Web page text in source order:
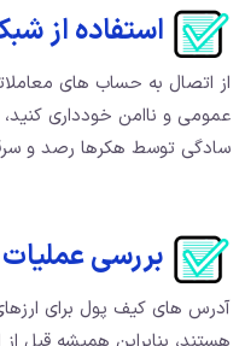
استفاده از
از اتصال به حساب های
عمومی و ناامن خودداری
سادگی توسط هکرها رصد و
بررسی
آدرس های کیف پول برای